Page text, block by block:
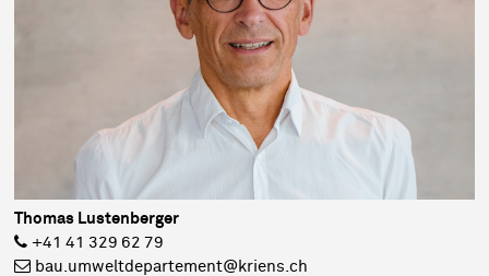
Thomas Lustenberger
+41 41 329 62 79
bau.umweltdepartement@kriens.ch